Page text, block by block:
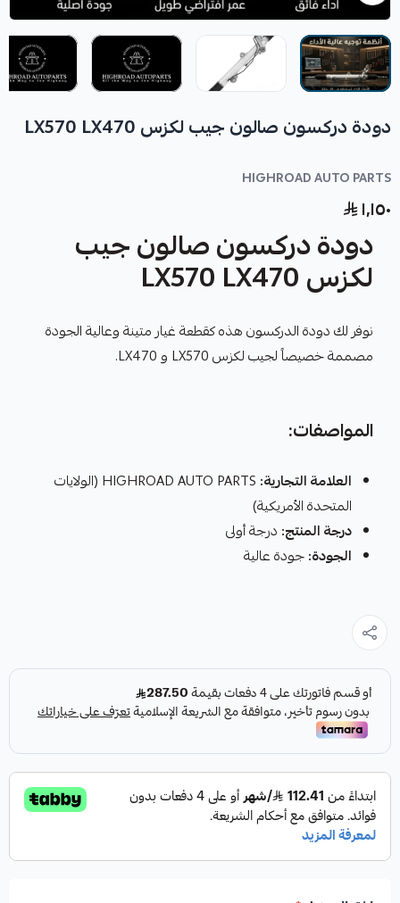
دودة دركسون صالون جيب لكزس LX570 LX470
HIGHROAD AUTO PARTS
١٬١٥٠
دودة دركسون صالون جيب
لكزس LX570 LX470
نوفر لك دودة الدركسون هذه كقطعة غيار متينة وعالية الجودة
مصممة خصيصاً لجيب لكزس LX570 و LX470.
المواصفات:
العلامة التجارية:
HIGHROAD AUTO PARTS (الولايات
المتحدة الأمريكية)
درجة المنتج: درجة أولى
الجودة:جودة عالية